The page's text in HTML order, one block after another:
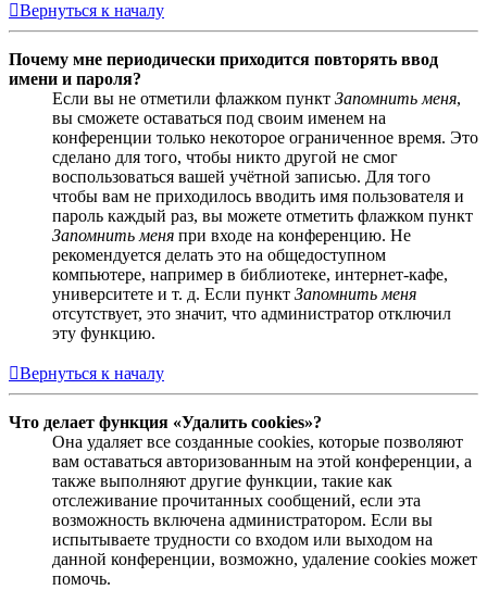
Вернуться к началу
Почему мне периодически приходится повторять ввод
имени и пароля?
Если вы не отметили флажком пункт Запомнить меня,
вы сможете оставаться под своим именем на
конференции только некоторое ограниченное время. Это
сделано для того, чтобы никто другой не смог
воспользоваться вашей учётной записью. Для того
чтобы вам не приходилось вводить имя пользователя и
пароль каждый раз, вы можете отметить флажком пункт
Запомнить меня при входе на конференцию. Не
рекомендуется делать это на общедоступном
компьютере, например в библиотеке, интернет-кафе,
университете и т. д. Если пункт Запомнить меня
отсутствует, это значит, что администратор отключил
эту функцию.
Вернуться к началу
Что делает функция «Удалить cookies»?
Она удаляет все созданные cookies, которые позволяют
вам оставаться авторизованным на этой конференции, а
также выполняют другие функции, такие как
отслеживание прочитанных сообщений, если эта
возможность включена администратором. Если вы
испытываете трудности со входом или выходом на
данной конференции, возможно, удаление cookies может
помочь.